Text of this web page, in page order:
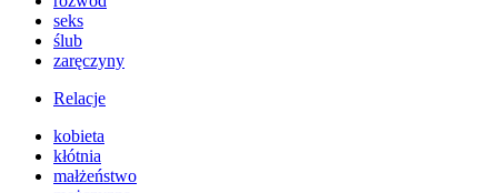
seks
ślub
zaręczyny
Relacje
kobieta
kłótnia
małżeństwo